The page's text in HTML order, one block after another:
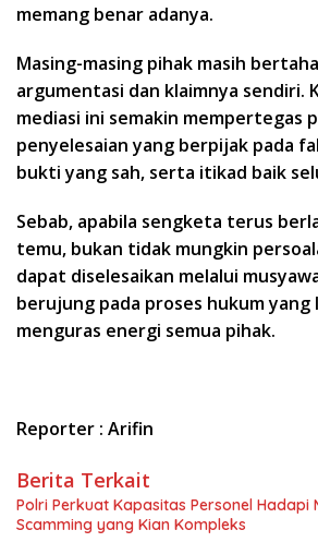
memang benar adanya.
Masing-masing pihak masih
argumentasi dan klaimnya sendiri.
mediasi ini semakin mempertegas
penyelesaian yang berpijak pada
bukti yang sah, serta itikad baik
Sebab, apabila sengketa terus
temu, bukan tidak mungkin
dapat diselesaikan melalui
berujung pada proses hukum yang
menguras energi semua pihak.
Reporter : Arifin
Berita Terkait
Polri Perkuat Kapasitas Personel Hadapi
Scamming yang Kian Kompleks